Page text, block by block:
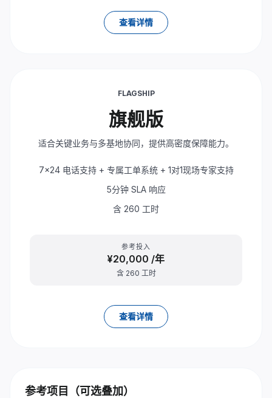
查看详情
FLAGSHIP
旗舰版
适合关键业务与多基地协同，提供高密度保障能力。
7x24 电话支持 + 专属工单系统 + 1对1现场专家支持
5分钟 SLA 响应
含 260 工时
参考投入
¥20,000 /年
含 260 工时
查看详情
参考项目（可选叠加）